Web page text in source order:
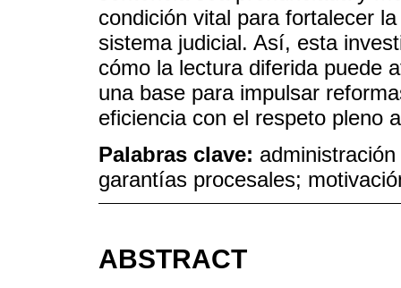
condición vital para fortalecer
sistema judicial. Así, esta
cómo la lectura diferida puede
una base para impulsar
eficiencia con el respeto pleno
Palabras clave:
garantías procesales;
ABSTRACT